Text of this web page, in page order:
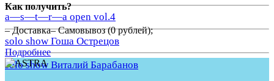
a—s—t—r—a open vol.4
solo show Гоша Острецов
solo show Виталий Барабанов
Как получить?
– Доставка– Самовывоз (0 рублей);
Подробнее